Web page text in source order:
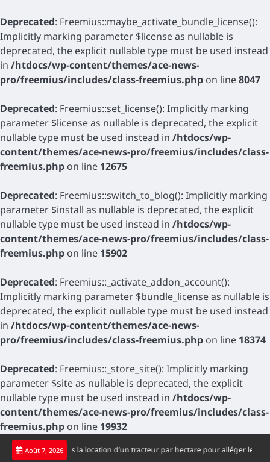
Deprecated: Freemius::maybe_activate_bundle_license():
Implicitly marking parameter $license as nullable is
deprecated, the explicit nullable type must be used instead
in /htdocs/wp-content/themes/ace-news-
pro/freemius/includes/class-freemius.php on line8047
Deprecated: Freemius::set_license(): Implicitly marking
parameter $license as nullable is deprecated, the explicit
nullable type must be used instead in /htdocs/wp-
content/themes/ace-news-pro/freemius/includes/class-
freemius.php on line 12675
Deprecated: Freemius::switch_to_blog(): Implicitly marking
parameter $install as nullable is deprecated, the explicit
nullable type must be used instead in /htdocs/wp-
content/themes/ace-news-pro/freemius/includes/class-
freemius.php on line 15902
Deprecated: Freemius::_activate_addon_account():
Implicitly marking parameter $bundle_license as nullable is
deprecated, the explicit nullable type must be used instead
in /htdocs/wp-content/themes/ace-news-
pro/freemius/includes/class-freemius.php on line 18374
Deprecated: Freemius::_store_site(): Implicitly marking
parameter $site as nullable is deprecated, the explicit
nullable type must be used instead in /htdocs/wp-
content/themes/ace-news-pro/freemius/includes/class-
freemius.php on line 19932
Skip
Août 7, 2026
à 65 dollars la location d’un tracteur par hectare pour alléger les coûts